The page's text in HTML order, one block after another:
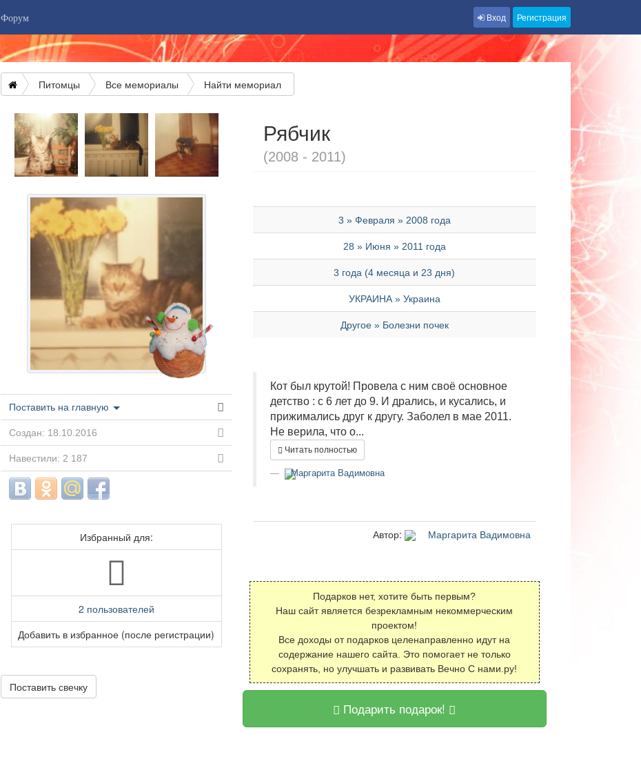
Форум Вход Регистрация
Питомцы Все мемориалы Найти мемориал
Поставить на главную
Создан: 18.10.2016
Навестили: 2 187
Избранный для:
2 пользователей
Добавить в избранное (после регистрации)
Поставить свечку
Рябчик
(2008 - 2011)
3 » Февраля » 2008 года
28 » Июня » 2011 года
3 года (4 месяца и 23 дня)
УКРАИНА » Украина
Другое » Болезни почек
Кот был крутой! Провела с ним своё основное
детство : с 6 лет до 9. И дрались, и кусались, и
прижимались друг к другу. Заболел в мае 2011.
Не верила, что о...
Читать полностью
Маргарита Вадимовна
Автор: Маргарита Вадимовна
Подарков нет, хотите быть первым?
Наш сайт является безрекламным некоммерческим
проектом!
Все доходы от подарков целенаправленно идут на
содержание нашего сайта. Это помогает не только
сохранять, но улучшать и развивать Вечно С нами.ру!
Подарить подарок!